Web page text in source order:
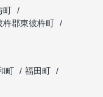
町
杵郡東彼杵町
町
福田町